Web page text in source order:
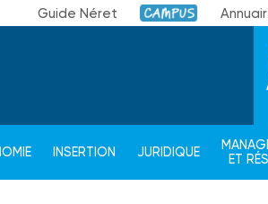
Guide Néret Campus
INSERTION JURIDIQUE
ET